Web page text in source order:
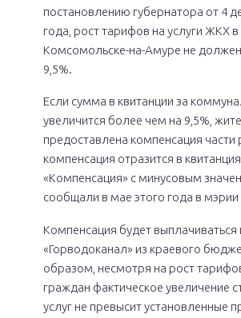
постановлению губернатора от 4
года, рост тарифов на услуги ЖКХ в
Комсомольске-на-Амуре не
9,5%.
Если сумма в квитанции за
увеличится более чем на 9,5%,
предоставлена компенсация части
компенсация отразится в
«Компенсация» с минусовым
сообщали в мае этого года в
Компенсация будет
«Горводоканал» из краевого
образом, несмотря на рост
граждан фактическое увеличение
услуг не превысит установленные